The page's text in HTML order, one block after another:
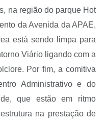
na região do parque Hot
da Avenida da APAE,
está sendo limpa para
Viário ligando com a
Por fim, a comitiva
Administrativo e do
que estão em ritmo
na prestação de